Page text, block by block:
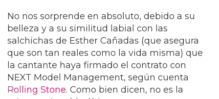
No nos sorprende en absoluto, debido a su
belleza y a su similitud labial con las
salchichas de Esther Cañadas (que asegura
que son tan reales como la vida misma) que
la cantante haya firmado el contrato con
NEXT Model Management, según cuenta
Rolling Stone. Como bien dicen, no es la